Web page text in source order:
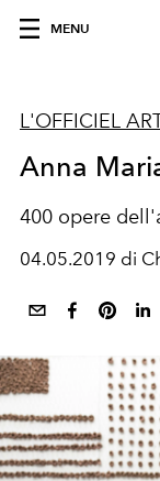
MENU
L'OFFICIEL
Anna
400 opere
04.05.2019 di